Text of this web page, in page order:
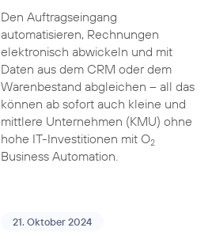
Den Auftragseingang
automatisieren, Rechnungen
elektronisch abwickeln und mit
Daten aus dem CRM oder dem
Warenbestand abgleichen – all das
können ab sofort auch kleine und
mittlere Unternehmen (KMU) ohne
hohe IT-Investitionen mit O2
Business Automation.
21. Oktober 2024